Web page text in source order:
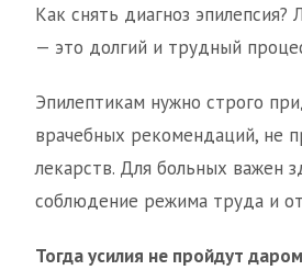
Как снять диагноз эпилепсия?
— это долгий и трудный
Эпилептикам нужно строго
врачебных рекомендаций, не
лекарств. Для больных важен
соблюдение режима труда и
Тогда усилия не пройдут